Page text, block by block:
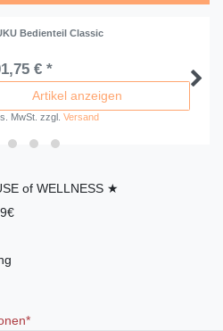
Bedienteil Classic
€ *
Artikel anzeigen
MwSt. zzgl.Versand
of WELLNESS ★